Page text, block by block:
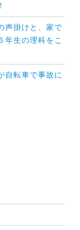
声掛けと、家で
年生の理科をこ
自転車で事故に